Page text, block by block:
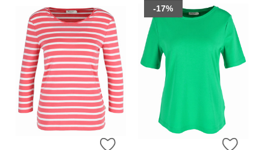
ZUR WUNSCHLISTE HINZUFÜGEN
ZUR
-17%